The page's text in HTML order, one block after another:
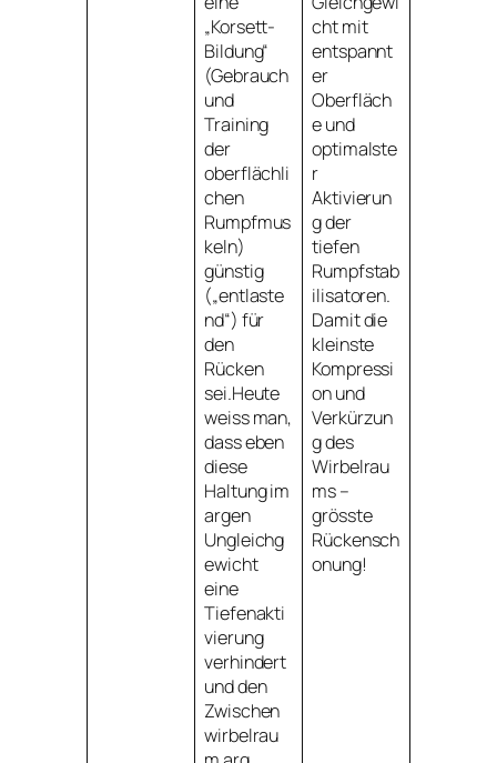
„Korsett-
Bildung“
(Gebrauch
und
Training
der
oberflächli
chen
Rumpfmus
keln)
günstig
(„entlaste
nd“) für
den
Rücken
sei.Heute
weiss man,
dass eben
diese
Haltung im
argen
Ungleichg
ewicht
eine
Tiefenakti
vierung
verhindert
und den
Zwischen
wirbelrau
cht mit
entspannt
er
Oberfläch
e und
optimalste
r
Aktivierun
g der
tiefen
Rumpfstab
ilisatoren.
Damit die
kleinste
Kompressi
on und
Verkürzun
g des
Wirbelrau
ms –
grösste
Rückensch
onung!